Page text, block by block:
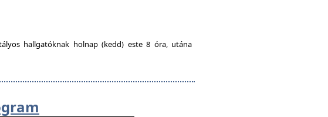
hallgatóknak holnap (kedd) este 8 óra, utána